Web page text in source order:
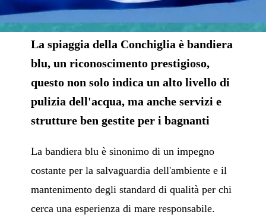
La spiaggia della Conchiglia è bandiera
blu,un riconoscimento prestigioso,
questo non solo indica un alto livello di
pulizia dell'acqua, ma anche servizi e
strutture ben gestite per i bagnanti
La bandiera blu è sinonimo di un impegno
costante per la salvaguardia dell'ambiente e il
mantenimento degli standard di qualità per chi
cerca una esperienza di mare responsabile.